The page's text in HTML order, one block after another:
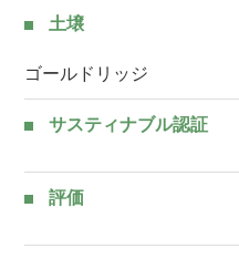
土壌
ゴールドリッジ
サスティナブル認証
評価